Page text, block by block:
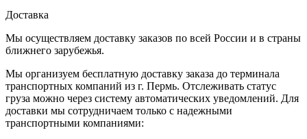
Доставка
Мы осуществляем доставку заказов по всей России и в страны
ближнего зарубежья.
Мы организуем бесплатную доставку заказа до терминала
транспортных компаний из г. Пермь. Отслеживать статус
груза можно через систему автоматических уведомлений. Для
доставки мы сотрудничаем только с надежными
транспортными компаниями: